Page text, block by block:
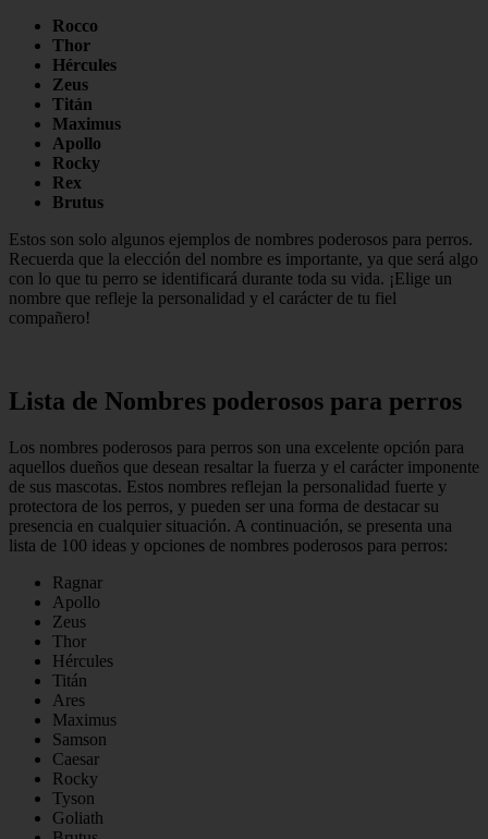
Rocco
Thor
Hércules
Zeus
Titán
Maximus
Apollo
Rocky
Rex
Brutus
Estos son solo algunos ejemplos de nombres poderosos para perros.
Recuerda que la elección del nombre es importante, ya que será algo
con lo que tu perro se identificará durante toda su vida. ¡Elige un
nombre que refleje la personalidad y el carácter de tu fiel
compañero!
Lista de Nombres poderosos para perros
Los nombres poderosos para perros son una excelente opción para
aquellos dueños que desean resaltar la fuerza y el carácter imponente
de sus mascotas. Estos nombres reflejan la personalidad fuerte y
protectora de los perros, y pueden ser una forma de destacar su
presencia en cualquier situación. A continuación, se presenta una
lista de 100 ideas y opciones de nombres poderosos para perros:
Ragnar
Apollo
Zeus
Thor
Hércules
Titán
Ares
Maximus
Samson
Caesar
Rocky
Tyson
Goliath